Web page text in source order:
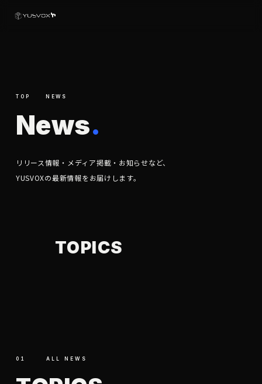
TOP NEWS
News.
リリース情報・メディア掲載・お知らせなど、
YUSVOXの最新情報をお届けします。
TOPICS
01 ALL NEWS